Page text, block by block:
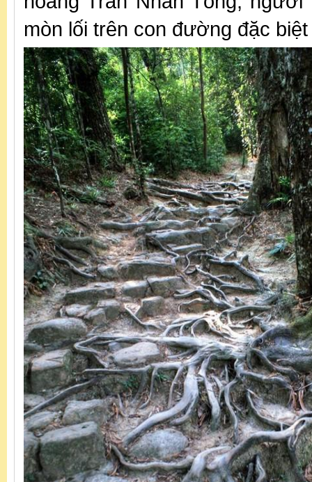
mòn lối trên con đường đặc